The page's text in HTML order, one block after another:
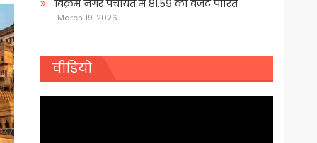
बिक्रम नगर पंचायत में 81.59 का बजट पारित
March 19, 2026
वीडियो